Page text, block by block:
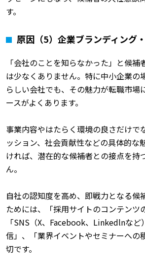
す。
原因（5）企業ブランディング
「会社のことを知らなかった」と候
は少なくありません。特に中小企業の
らしい会社でも、その魅力が転職市場
ースがよくあります。
事業内容やはたらく環境の良さだけで
ッション、社会貢献性などの具体的な
ければ、潜在的な候補者との接点を持
ん。
自社の認知度を高め、即戦力となる候
ためには、「採用サイトのコンテンツ
「SNS（X、Facebook、Linkedlnなど
信」、「業界イベントやセミナーへの
切です。